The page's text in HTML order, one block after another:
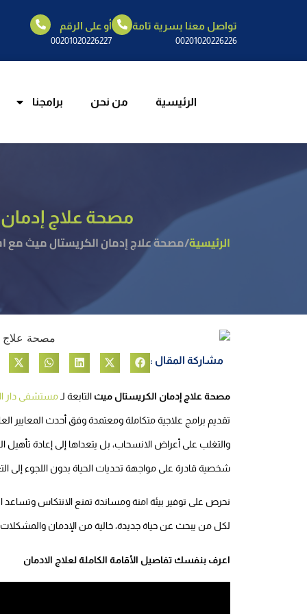
تواصل معنا بسرية تامة
00201020226226
أو على الرقم
00201020226227
الرئيسية من نحن برامجنا
الرئيسية
مصحة علاج
الرئيسية/مصحة علاج إدمان الكريستال ميث
مشاركة المقال :
مصحة علاج إدمان الكريستال ميث التابعة لـ مستشفى دار
تقديم برامج علاجية متكاملة ومعتمدة وفق أحدث المعايير
والتغلب على أعراض الانسحاب، بل يتعداها إلى إعادة تأهيل
شخصية قادرة على مواجهة تحديات الحياة بدون اللجوء إلى
نحرص على توفير بيئة امنة ومساندة تمنع الانتكاس وتساعد
لكل من يبحث عن حياة جديدة، خالية من الإدمان والمشكلات
اعرف بنفسك تفاصيل الأقامة الكاملة لعلاج الادمان